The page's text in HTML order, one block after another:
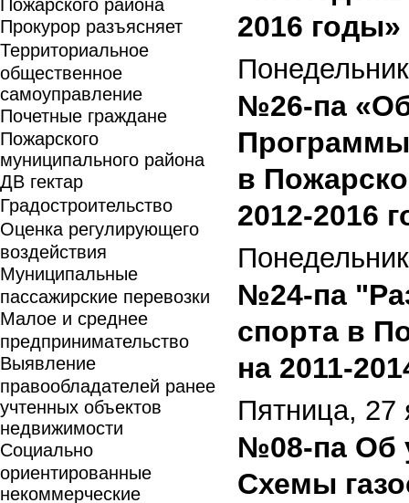
Пожарского района
Прокурор разъясняет
Территориальное
общественное
самоуправление
Почетные граждане
Пожарского
муниципального района
ДВ гектар
Градостроительство
Оценка регулирующего
воздействия
Муниципальные
пассажирские перевозки
Малое и среднее
предпринимательство
Выявление
правообладателей ранее
учтенных объектов
недвижимости
Социально
ориентированные
некоммерческие
2016 годы»
№26-па
Программы
в
2012-2016
№24-па
спорта в
на 2011-
Пятница, 27
№08-па Об
Схемы